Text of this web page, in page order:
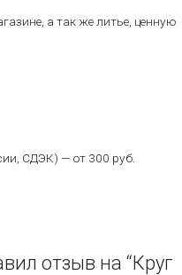
а так же литье, ценную
СДЭК) — от 300 руб.
отзыв на “Круг